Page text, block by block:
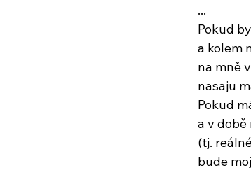
...
Pokud
a kolem
na mně
nasaju
Pokud
a v
(tj.
bude